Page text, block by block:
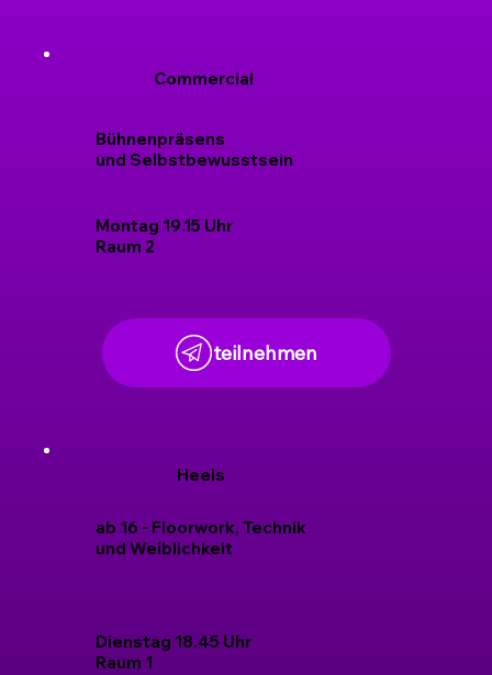
Heels
Dienstag 18.45 Uhr
Raum 1
ab 16 - Floorwork, Technik
und Weiblichkeit
Commercial
Montag 19.15 Uhr
Raum 2
Bühnenpräsens
und Selbstbewusstsein
teilnehmen